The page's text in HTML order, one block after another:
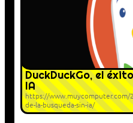
DuckDuckGo, el
IA
https://
de-la-busqueda-sin-ia/